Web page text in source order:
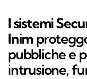
Isistemi
Inim
pubbliche e
intrusione,